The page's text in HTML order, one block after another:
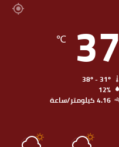
37
℃
12%
4.16 كيلومتر/ساعة